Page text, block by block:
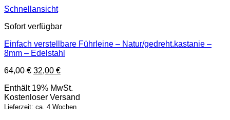
Schnellansicht
Sofort verfügbar
Einfach verstellbare Führleine – Natur/gedreht.kastanie –
8mm – Edelstahl
64,00€ Ursprünglicher
war:
64,00 €
32,00 €Aktueller
ist:
32,00 €.
Enthält 19% MwSt.
Kostenloser Versand
Lieferzeit: ca. 4 Wochen